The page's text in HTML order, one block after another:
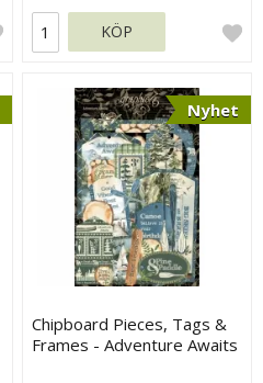
KÖP
Nyhet
Chipboard Pieces, Tags &
Frames - Adventure Awaits